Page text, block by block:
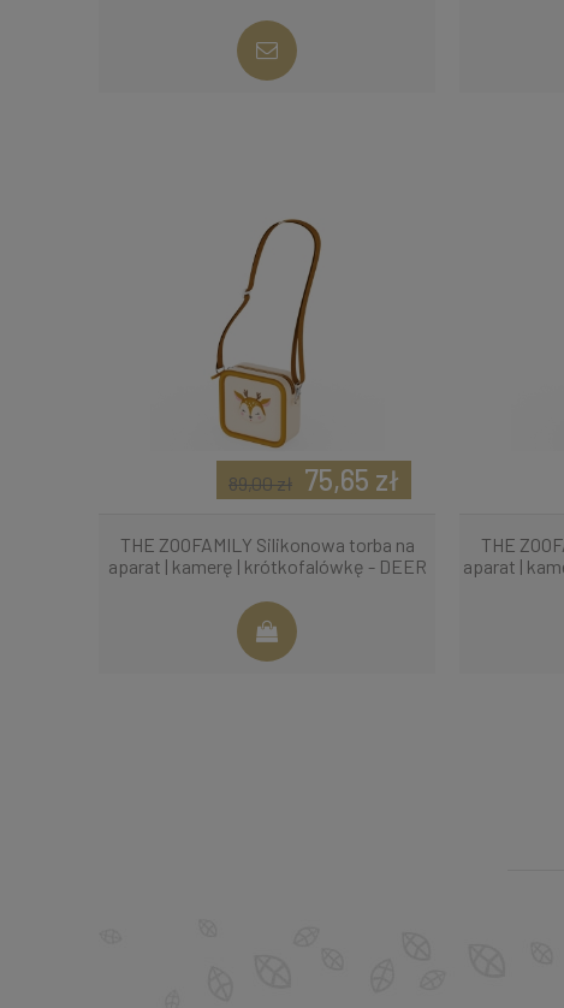
THE ZOOFAMILY Silikonowa torba na
aparat | kamerę | krótkofalówkę - DEER
75,65 zł
89,00 zł
THE
aparat |